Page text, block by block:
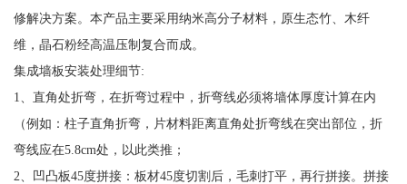
修解决方案。本产品主要采用纳米高分子材料，原生态竹、木纤
维，晶石粉经高温压制复合而成。
集成墙板安装处理细节:
1、直角处折弯，在折弯过程中，折弯线必须将墙体厚度计算在内
（例如：柱子直角折弯，片材料距离直角处折弯线在突出部位，折
弯线应在5.8cm处，以此类推；
2、凹凸板45度拼接：板材45度切割后，毛刺打平，再行拼接。拼接